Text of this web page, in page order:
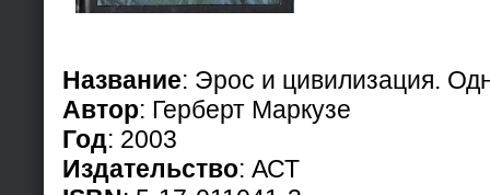
Название: Эрос и цивилизация.
Автор: Герберт Маркузе
Год: 2003
Издательство: АСТ